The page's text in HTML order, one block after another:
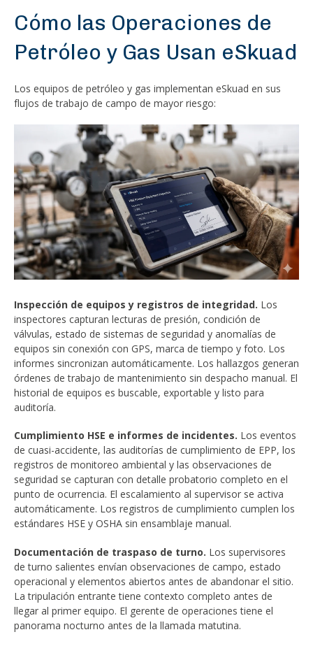
Cómo las Operaciones de
Petróleo y Gas Usan eSkuad
Los equipos de petróleo y gas implementan eSkuad en sus
flujos de trabajo de campo de mayor riesgo:
Inspección de equipos y registros de integridad. Los
inspectores capturan lecturas de presión, condición de
válvulas, estado de sistemas de seguridad y anomalías de
equipos sin conexión con GPS, marca de tiempo y foto. Los
informes sincronizan automáticamente. Los hallazgos generan
órdenes de trabajo de mantenimiento sin despacho manual. El
historial de equipos es buscable, exportable y listo para
auditoría.
Cumplimiento HSE e informes de incidentes. Los eventos
de cuasi-accidente, las auditorías de cumplimiento de EPP, los
registros de monitoreo ambiental y las observaciones de
seguridad se capturan con detalle probatorio completo en el
punto de ocurrencia. El escalamiento al supervisor se activa
automáticamente. Los registros de cumplimiento cumplen los
estándares HSE y OSHA sin ensamblaje manual.
Documentación de traspaso de turno. Los supervisores
de turno salientes envían observaciones de campo, estado
operacional y elementos abiertos antes de abandonar el sitio.
La tripulación entrante tiene contexto completo antes de
llegar al primer equipo. El gerente de operaciones tiene el
panorama nocturno antes de la llamada matutina.